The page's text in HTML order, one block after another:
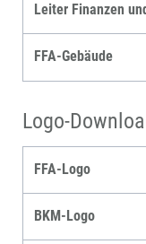
Leiter Finanzen
FFA-Gebäude
Logo-
FFA-Logo
BKM-Logo